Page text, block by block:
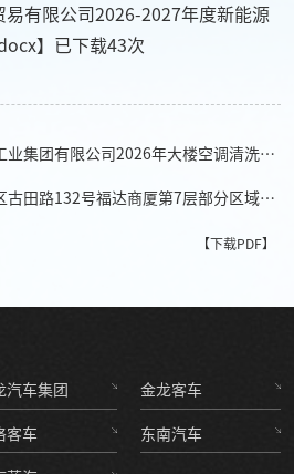
易有限公司2026-2027年度新能源
】已下载43次
业集团有限公司2026年大楼空调清洗服
古田路132号福达商厦第7层部分区域
【下载PDF】
汽车集团 金龙客车
客车 东南汽车